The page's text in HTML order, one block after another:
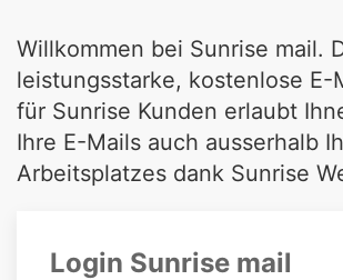
Willkommen bei Sunrise mail.
leistungsstarke, kostenlose E-
für Sunrise Kunden erlaubt
Ihre E-Mails auch ausserhalb
Arbeitsplatzes dank Sunrise
Login Sunrise mail